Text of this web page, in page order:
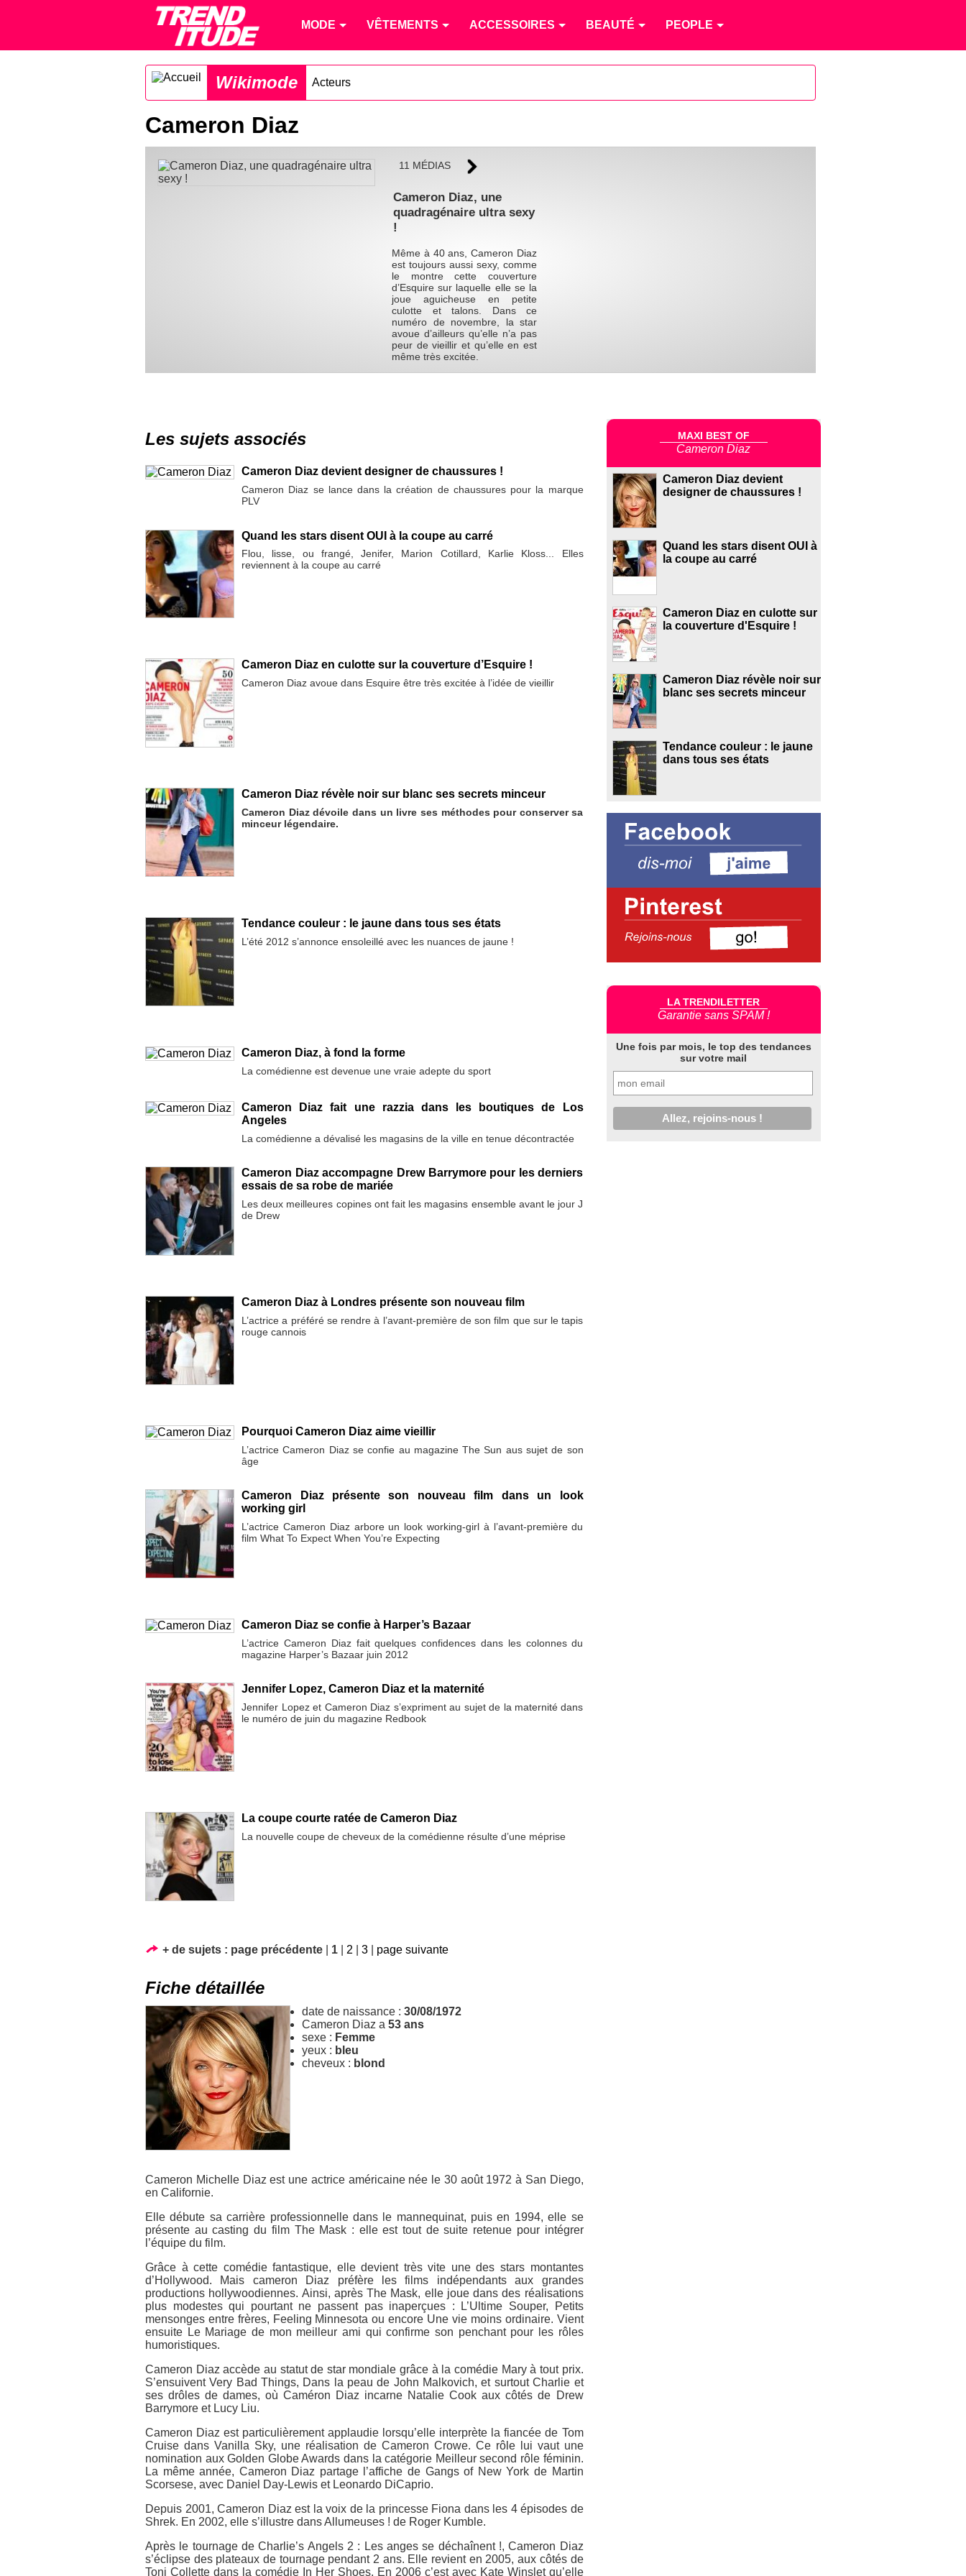
MODE VÊTEMENTS ACCESSOIRES BEAUTÉ PEOPLE
Wikimode Acteurs
Cameron Diaz
11 MÉDIAS
Cameron Diaz, une
quadragénaire ultra sexy
!
Même à 40 ans, Cameron Diaz
est toujours aussi sexy, comme
le montre cette couverture
d’Esquire sur laquelle elle se la
joue aguicheuse en petite
culotte et talons. Dans ce
numéro de novembre, la star
avoue d’ailleurs qu’elle n’a pas
peur de vieillir et qu’elle en est
même très excitée.
Les sujets associés
Cameron Diaz devient designer de chaussures !
Cameron Diaz se lance dans la création de chaussures pour la marque
PLV
Quand les stars disent OUI à la coupe au carré
Flou, lisse, ou frangé, Jenifer, Marion Cotillard, Karlie Kloss... Elles
reviennent à la coupe au carré
Cameron Diaz en culotte sur la couverture d’Esquire !
Cameron Diaz avoue dans Esquire être très excitée à l’idée de vieillir
Cameron Diaz révèle noir sur blanc ses secrets minceur
Cameron Diaz dévoile dans un livre ses méthodes pour conserver sa
minceur légendaire.
Tendance couleur : le jaune dans tous ses états
L’été 2012 s’annonce ensoleillé avec les nuances de jaune !
Cameron Diaz, à fond la forme
La comédienne est devenue une vraie adepte du sport
Cameron Diaz fait une razzia dans les boutiques de Los
Angeles
La comédienne a dévalisé les magasins de la ville en tenue décontractée
Cameron Diaz accompagne Drew Barrymore pour les derniers
essais de sa robe de mariée
Les deux meilleures copines ont fait les magasins ensemble avant le jour J
de Drew
Cameron Diaz à Londres présente son nouveau film
L’actrice a préféré se rendre à l’avant-première de son film que sur le tapis
rouge cannois
Pourquoi Cameron Diaz aime vieillir
L’actrice Cameron Diaz se confie au magazine The Sun aus sujet de son
âge
Cameron Diaz présente son nouveau film dans un look
working girl
L’actrice Cameron Diaz arbore un look working-girl à l’avant-première du
film What To Expect When You’re Expecting
Cameron Diaz se confie à Harper’s Bazaar
L’actrice Cameron Diaz fait quelques confidences dans les colonnes du
magazine Harper’s Bazaar juin 2012
Jennifer Lopez, Cameron Diaz et la maternité
Jennifer Lopez et Cameron Diaz s’expriment au sujet de la maternité dans
le numéro de juin du magazine Redbook
La coupe courte ratée de Cameron Diaz
La nouvelle coupe de cheveux de la comédienne résulte d’une méprise
+ de sujets : page précédente 1 2 3 page suivante
Fiche détaillée
date de naissance : 30/08/1972
Cameron Diaz a 53 ans
sexe : Femme
yeux : bleu
cheveux : blond
Cameron Michelle Diaz est une actrice américaine née le 30 août 1972 à San Diego,
en Californie.
Elle débute sa carrière professionnelle dans le mannequinat, puis en 1994, elle se
présente au casting du film The Mask : elle est tout de suite retenue pour intégrer
l’équipe du film.
Grâce à cette comédie fantastique, elle devient très vite une des stars montantes
d’Hollywood. Mais cameron Diaz préfère les films indépendants aux grandes
productions hollywoodiennes. Ainsi, après The Mask, elle joue dans des réalisations
plus modestes qui pourtant ne passent pas inaperçues : L’Ultime Souper, Petits
mensonges entre frères, Feeling Minnesota ou encore Une vie moins ordinaire. Vient
ensuite Le Mariage de mon meilleur ami qui confirme son penchant pour les rôles
humoristiques.
Cameron Diaz accède au statut de star mondiale grâce à la comédie Mary à tout prix.
S’ensuivent Very Bad Things, Dans la peau de John Malkovich, et surtout Charlie et
ses drôles de dames, où Caméron Diaz incarne Natalie Cook aux côtés de Drew
Barrymore et Lucy Liu.
Cameron Diaz est particulièrement applaudie lorsqu’elle interprète la fiancée de Tom
Cruise dans Vanilla Sky, une réalisation de Cameron Crowe. Ce rôle lui vaut une
nomination aux Golden Globe Awards dans la catégorie Meilleur second rôle féminin.
La même année, Cameron Diaz partage l’affiche de Gangs of New York de Martin
Scorsese, avec Daniel Day-Lewis et Leonardo DiCaprio.
Depuis 2001, Cameron Diaz est la voix de la princesse Fiona dans les 4 épisodes de
Shrek. En 2002, elle s’illustre dans Allumeuses ! de Roger Kumble.
Après le tournage de Charlie’s Angels 2 : Les anges se déchaînent !, Cameron Diaz
s’éclipse des plateaux de tournage pendant 2 ans. Elle revient en 2005, aux côtés de
Toni Collette dans la comédie In Her Shoes. En 2006 c’est avec Kate Winslet qu’elle
MAXI BEST OF
Cameron Diaz
Cameron Diaz devient
designer de chaussures !
Quand les stars disent OUI à
la coupe au carré
Cameron Diaz en culotte sur
la couverture d'Esquire !
Cameron Diaz révèle noir sur
blanc ses secrets minceur
Tendance couleur : le jaune
dans tous ses états
LA TRENDILETTER
Garantie sans SPAM !
Une fois par mois, le top des tendances
sur votre mail